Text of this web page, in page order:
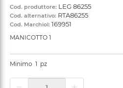
Cod. produttore: LEG 86255
Cod. alternativo: RTA86255
Cod. Marchiol: 169951
MANICOTTO 1
Minimo 1 pz